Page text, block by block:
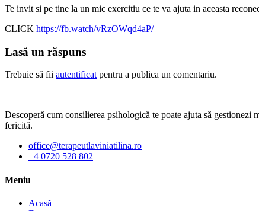
Te invit si pe tine la un mic exercitiu ce te va ajuta in aceasta
CLICK https://fb.watch/vRzOWqd4aP/
Lasă un răspuns
Trebuie să fii autentificat pentru a publica un comentariu.
Descoperă cum consilierea psihologică te poate ajuta să
fericită.
office@terapeutlaviniatilina.ro
+4 0720 528 802
Meniu
Acasă